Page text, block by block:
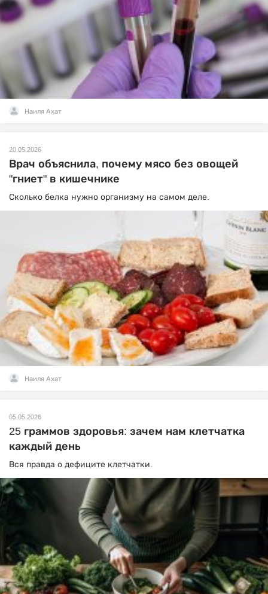
Наиля Ахат
20.05.2026
Врач объяснила, почему мясо без овощей
"гниет" в кишечнике
Сколько белка нужно организму на самом деле.
Наиля Ахат
05.05.2026
25 граммов здоровья: зачем нам клетчатка
каждый день
Вся правда о дефиците клетчатки.